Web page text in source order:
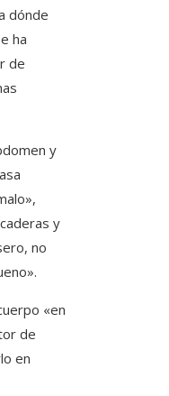
dónde
ha
de
y
y
no
«en
de
en